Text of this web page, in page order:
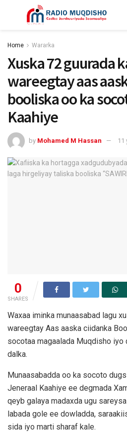
Home Wararka
Xuska 72 guurada
wareegtay aas
booliska oo ka
Kaahiye
by Mohamed M Hassan 11
0
SHARES
Waxaa iminka munaasabad lagu
wareegtay Aas aaska ciidanka
socotaa magaalada Muqdisho iyo
dalka.
Munaasabadda oo ka socoto
Jeneraal Kaahiye ee degmada
qeyb galaya madaxda ugu
labada gole ee dowladda,
sida iyo marti sharaf kale.